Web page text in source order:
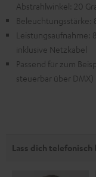
Abstrahlwinkel: 20
Beleuchtungsstärke:
Leistungsaufnahme:
inklusive Netzkabel
Passend für zum
steuerbar über DMX)
Lass dich telefonisch